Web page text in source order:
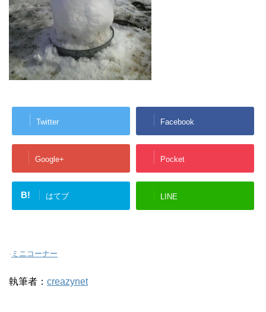
Twitter Facebook
Google+ Pocket
B! はてブ LINE
- ミニコーナー
執筆者： creazynet